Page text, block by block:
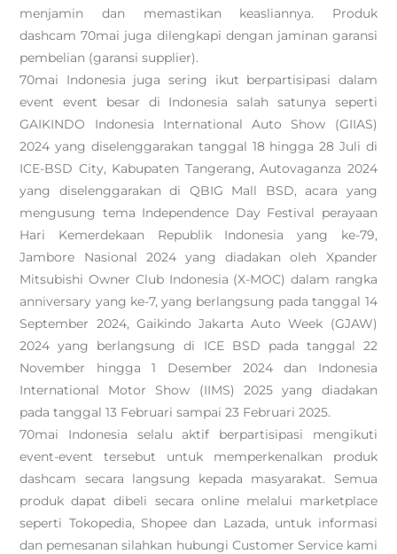
menjamin dan memastikan keasliannya. Produk
dashcam 70mai juga dilengkapi dengan jaminan garansi
pembelian (garansi supplier).
70mai Indonesia juga sering ikut berpartisipasi dalam
event event besar di Indonesia salah satunya seperti
GAIKINDO Indonesia International Auto Show (GIIAS)
2024 yang diselenggarakan tanggal 18 hingga 28 Juli di
ICE-BSD City, Kabupaten Tangerang, Autovaganza 2024
yang diselenggarakan di QBIG Mall BSD, acara yang
mengusung tema Independence Day Festival perayaan
Hari Kemerdekaan Republik Indonesia yang ke-79,
Jambore Nasional 2024 yang diadakan oleh Xpander
Mitsubishi Owner Club Indonesia (X-MOC) dalam rangka
anniversary yang ke-7, yang berlangsung pada tanggal 14
September 2024, Gaikindo Jakarta Auto Week (GJAW)
2024 yang berlangsung di ICE BSD pada tanggal 22
November hingga 1 Desember 2024 dan Indonesia
International Motor Show (IIMS) 2025 yang diadakan
pada tanggal 13 Februari sampai 23 Februari 2025.
70mai Indonesia selalu aktif berpartisipasi mengikuti
event-event tersebut untuk memperkenalkan produk
dashcam secara langsung kepada masyarakat. Semua
produk dapat dibeli secara online melalui marketplace
seperti Tokopedia, Shopee dan Lazada, untuk informasi
dan pemesanan silahkan hubungi Customer Service kami